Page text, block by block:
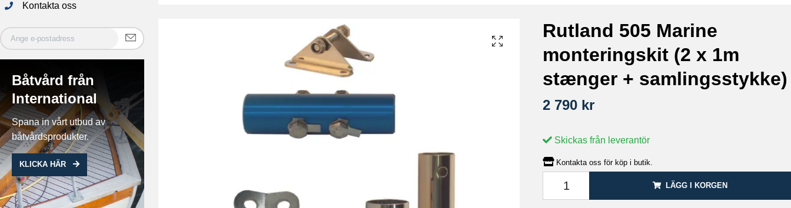
Kontakta oss
Båtvård från
International
Spana in vårt utbud av
båtvårdsprodukter.
KLICKA HÄR
Rutland 505 Marine
monteringskit (2 x 1m
stænger + samlingsstykke)
2 790 kr
Skickas från leverantör
Kontakta oss för köp i butik.
LÄGG I KORGEN